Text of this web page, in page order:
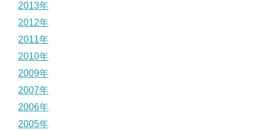
2013年
2012年
2011年
2010年
2009年
2007年
2006年
2005年